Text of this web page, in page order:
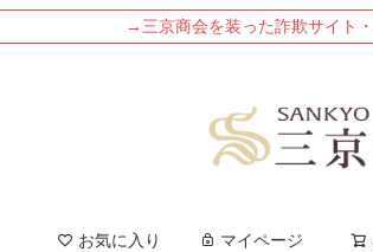
→三京商会を装った詐欺サイト
お気に入り マイページ